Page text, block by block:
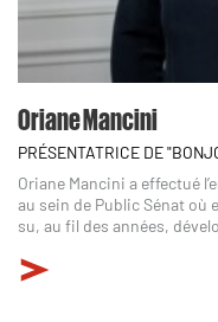
Oriane Mancini
PRÉSENTATRICE DE
Oriane Mancini a effectué
au sein de Public Sénat où
su, au fil des années,